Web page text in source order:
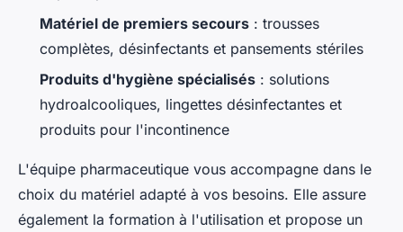
Matériel de premiers secours : trousses
complètes, désinfectants et pansements stériles
Produits d'hygiène spécialisés : solutions
hydroalcooliques, lingettes désinfectantes et
produits pour l'incontinence
L'équipe pharmaceutique vous accompagne dans le
choix du matériel adapté à vos besoins. Elle assure
également la formation à l'utilisation et propose un